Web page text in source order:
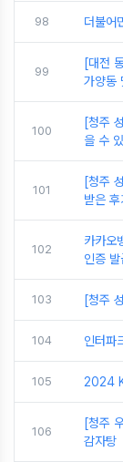
98 더불어
99
[대전
가양동
100
[청주
을 수
101
[청주
받은 후
102
카카오
인증
103 [청주
104 인터파
105 2024
106
[청주
감자탕